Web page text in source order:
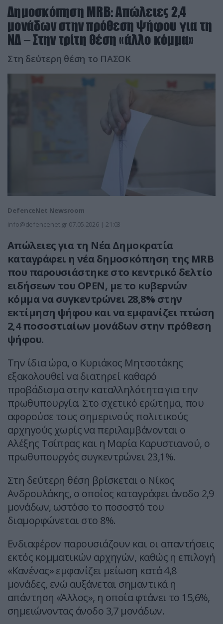
Δημοσκόπηση ΜRΒ: Aπώλειες 2,4
μονάδων στην πρόθεση ψήφου για τη
ΝΔ – Στην τρίτη θέση «άλλο κόμμα»
Στη δεύτερη θέση το ΠΑΣΟΚ
DefenceNet Newsroom
info@defencenet.gr 07.05.2026 | 21:03
Απώλειες για τη Νέα Δημοκρατία
καταγράφει η νέα δημοσκόπηση της MRB
που παρουσιάστηκε στο κεντρικό δελτίο
ειδήσεων του OPEN, με το κυβερνών
κόμμα να συγκεντρώνει 28,8% στην
εκτίμηση ψήφου και να εμφανίζει πτώση
2,4 ποσοστιαίων μονάδων στην πρόθεση
ψήφου.
Την ίδια ώρα, ο Κυριάκος Μητσοτάκης
εξακολουθεί να διατηρεί καθαρό
προβάδισμα στην καταλληλότητα για την
πρωθυπουργία. Στο σχετικό ερώτημα, που
αφορούσε τους σημερινούς πολιτικούς
αρχηγούς χωρίς να περιλαμβάνονται ο
Αλέξης Τσίπρας και η Μαρία Καρυστιανού, ο
πρωθυπουργός συγκεντρώνει 23,1%.
Στη δεύτερη θέση βρίσκεται ο Νίκος
Ανδρουλάκης, ο οποίος καταγράφει άνοδο 2,9
μονάδων, ωστόσο το ποσοστό του
διαμορφώνεται στο 8%.
Ενδιαφέρον παρουσιάζουν και οι απαντήσεις
εκτός κομματικών αρχηγών, καθώς η επιλογή
«Κανένας» εμφανίζει μείωση κατά 4,8
μονάδες, ενώ αυξάνεται σημαντικά η
απάντηση «Άλλος», η οποία φτάνει το 15,6%,
σημειώνοντας άνοδο 3,7 μονάδων.